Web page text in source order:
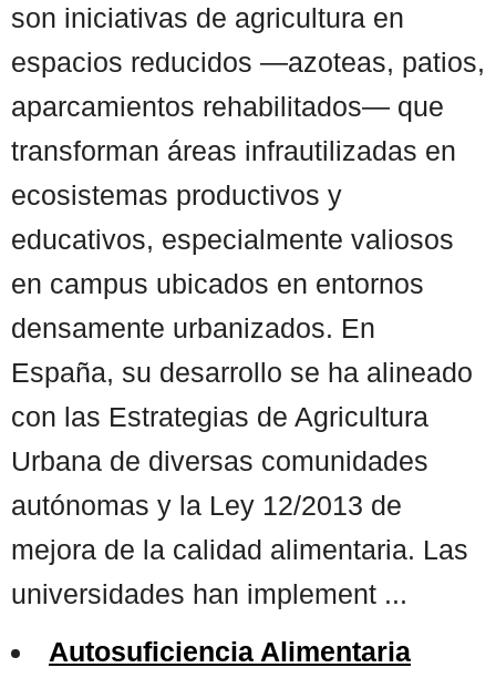
son iniciativas de agricultura en
espacios reducidos —azoteas, patios,
aparcamientos rehabilitados— que
transforman áreas infrautilizadas en
ecosistemas productivos y
educativos, especialmente valiosos
en campus ubicados en entornos
densamente urbanizados. En
España, su desarrollo se ha alineado
con las Estrategias de Agricultura
Urbana de diversas comunidades
autónomas y la Ley 12/2013 de
mejora de la calidad alimentaria. Las
universidades han implement ...
Autosuficiencia Alimentaria